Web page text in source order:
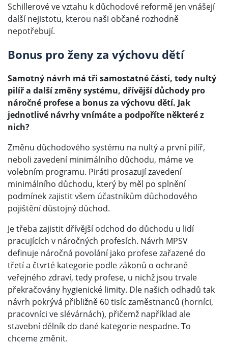
Schillerové ve vztahu k důchodové reformě jen vnášejí
další nejistotu, kterou naši občané rozhodně
nepotřebují.
Bonus pro ženy za výchovu dětí
Samotný návrh má tři samostatné části, tedy nultý
pilíř a další změny systému, dřívější důchody pro
náročné profese a bonus za výchovu dětí. Jak
jednotlivé návrhy vnímáte a podpoříte některé z
nich?
Změnu důchodového systému na nultý a první pilíř,
neboli zavedení minimálního důchodu, máme ve
volebním programu. Piráti prosazují zavedení
minimálního důchodu, který by měl po splnění
podmínek zajistit všem účastníkům důchodového
pojištění důstojný důchod.
Je třeba zajistit dřívější odchod do důchodu u lidí
pracujících v náročných profesích. Návrh MPSV
definuje náročná povolání jako profese zařazené do
třetí a čtvrté kategorie podle zákonů o ochraně
veřejného zdraví, tedy profese, u nichž jsou trvale
překračovány hygienické limity. Dle našich odhadů tak
návrh pokrývá přibližně 60 tisíc zaměstnanců (horníci,
pracovníci ve slévárnách), přičemž například ale
stavební dělník do dané kategorie nespadne. To
chceme změnit.